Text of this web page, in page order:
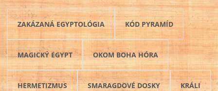
ZAKÁZANÁ EGYPTOLÓGIA KÓD PYRAMÍD
MAGICKÝ EGYPT OKOM BOHA HÓRA
HERMETIZMUS SMARAGDOVÉ DOSKY KRÁLI